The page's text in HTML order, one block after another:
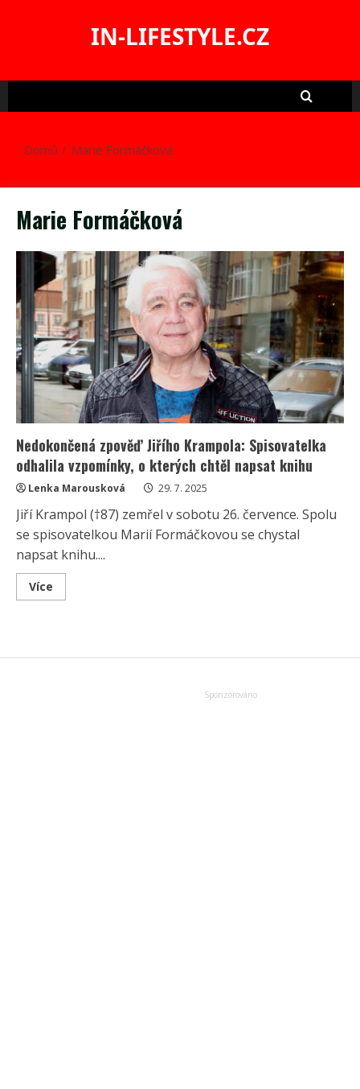
IN-LIFESTYLE.CZ
Domů Marie Formáčková
Marie Formáčková
Nedokončená zpověď Jiřího Krampola: Spisovatelka
odhalila vzpomínky, o kterých chtěl napsat knihu
Lenka Marousková 29. 7. 2025
Jiří Krampol (†87) zemřel v sobotu 26. července. Spolu
se spisovatelkou Marií Formáčkovou se chystal
napsat knihu....
Více
more